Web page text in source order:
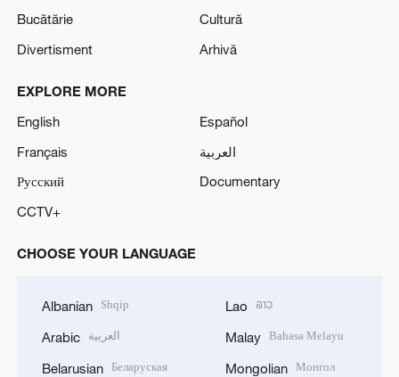
Bucătărie
Cultură
Divertisment
Arhivă
EXPLORE MORE
English
Español
Français
العربية
Русский
Documentary
CCTV+
CHOOSE YOUR LANGUAGE
Albanian Shqip
Arabic العربية
Belarusian Беларуская
Lao ລາວ
Malay Bahasa Melayu
Mongolian Монгол